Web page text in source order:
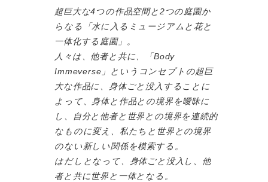
超巨大な4つの作品空間と2つの庭園か
らなる「水に入るミュージアムと花と
一体化する庭園」。
人々は、他者と共に、「Body
Immeverse」というコンセプトの超巨
大な作品に、身体ごと没入することに
よって、身体と作品との境界を曖昧に
し、自分と他者と世界との境界を連続的
なものに変え、私たちと世界との境界
のない新しい関係を模索する。
はだしとなって、身体ごと没入し、他
者と共に世界と一体となる。